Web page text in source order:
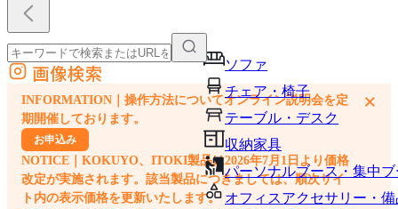
ソファ
チェア・椅子
テーブル・デスク
収納家具
パーソナルブース・集中
オフィスアクセサリー・備
外部サイトの商品をカートに追加
他のサイトで見つけた商品ページのURLを貼り付けて、カートに追加できます
画像検索
INFORMATION｜操作方法についてオンライン説明会を定
期開催しております。
お申込み
NOTICE｜KOKUYO、ITOKI製品は2026年7月1日より価格
改定が実施されます。該当製品につきましては、順次サイ
ト内の表示価格を更新いたします。
×